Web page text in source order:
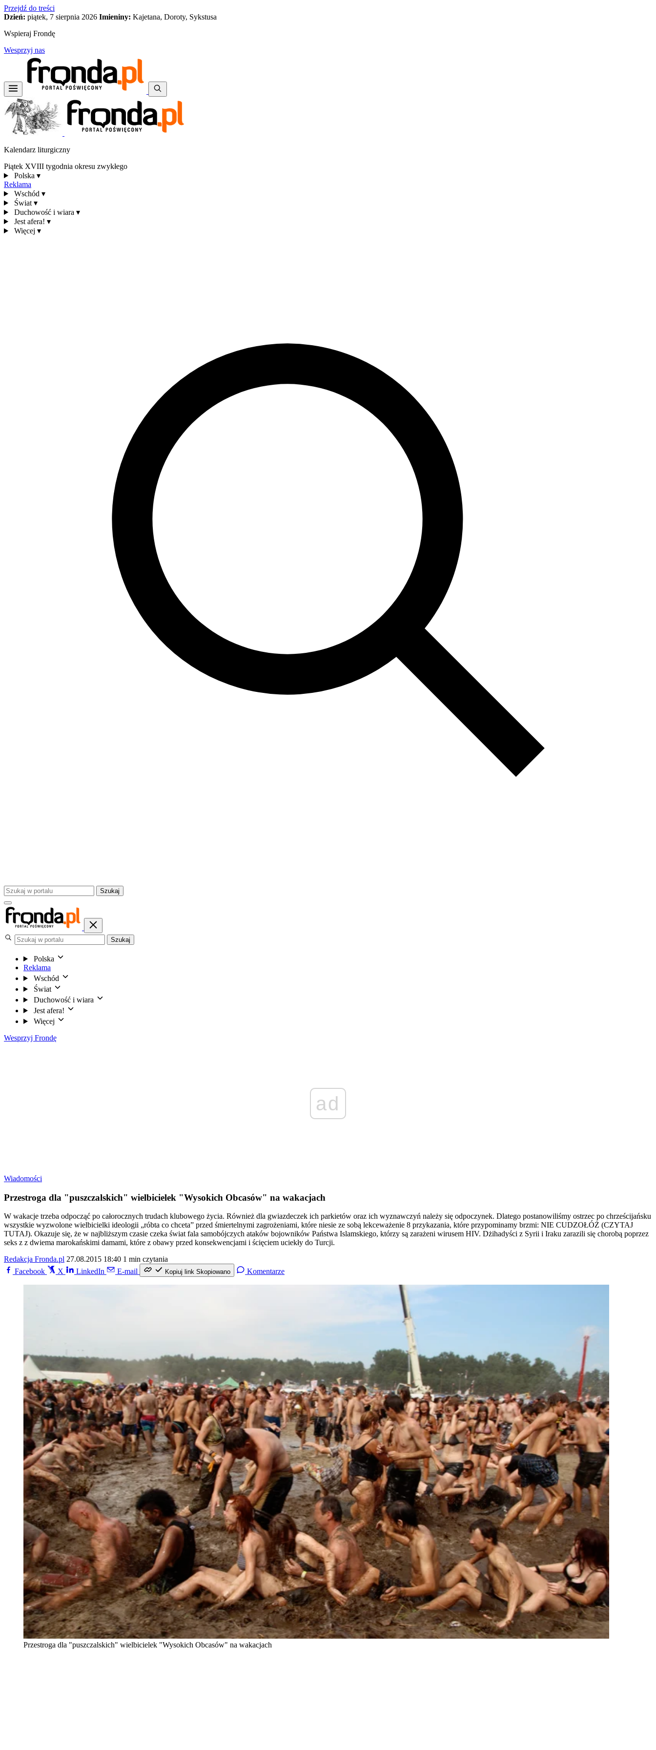
Przejdź do treści
Dzień: piątek, 7 sierpnia 2026 Imieniny: Kajetana, Doroty, Sykstusa
Wspieraj Frondę
Wesprzyj nas
Kalendarz liturgiczny
Piątek XVIII tygodnia okresu zwykłego
Polska ▾
Reklama
Wschód ▾
Świat ▾
Duchowość i wiara ▾
Jest afera! ▾
Więcej ▾
Szukaj
Szukaj
Polska
Reklama
Wschód
Świat
Duchowość i wiara
Jest afera!
Więcej
Wesprzyj Frondę
ad
Wiadomości
Przestroga dla "puszczalskich" wielbicielek "Wysokich Obcasów" na wakacjach
W wakacje trzeba odpocząć po całorocznych trudach klubowego życia. Również dla gwiazdeczek ich parkietów oraz ich wyznawczyń należy się odpoczynek. Dlatego postanowiliśmy ostrzec po chrześcijańsku
wszystkie wyzwolone wielbicielki ideologii „róbta co chceta” przed śmiertelnymi zagrożeniami, które niesie ze sobą lekceważenie 8 przykazania, które przypominamy brzmi: NIE CUDZOŁÓŻ (CZYTAJ
TUTAJ). Okazuje się, że w najbliższym czasie czeka świat fala samobójczych ataków bojowników Państwa Islamskiego, którzy są zarażeni wirusem HIV. Dżihadyści z Syrii i Iraku zarazili się chorobą poprzez
seks z z dwiema marokańskimi damami, które z obawy przed konsekwencjami i ścięciem uciekły do Turcji.
Redakcja Fronda.pl 27.08.2015 18:40 1 min czytania
Facebook
X LinkedIn E-mail Kopiuj link Skopiowano Komentarze
Przestroga dla "puszczalskich" wielbicielek "Wysokich Obcasów" na wakacjach